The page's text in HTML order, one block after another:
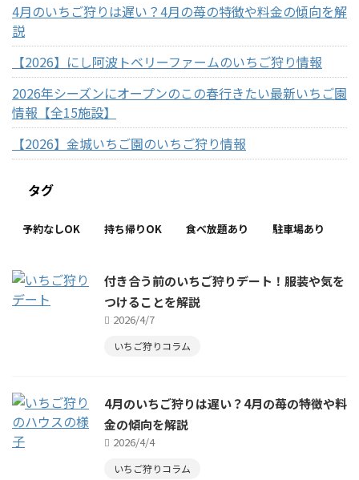
4月のいちご狩りは遅い？4月の苺の特徴や料金の傾向を解
説
【2026】にし阿波トベリーファームのいちご狩り情報
2026年シーズンにオープンのこの春行きたい最新いちご園
情報【全15施設】
【2026】金城いちご園のいちご狩り情報
タグ
予約なしOK 持ち帰りOK 食べ放題あり 駐車場あり
付き合う前のいちご狩りデート！服装や気を
つけることを解説
2026/4/7
いちご狩りコラム
4月のいちご狩りは遅い？4月の苺の特徴や料
金の傾向を解説
2026/4/4
いちご狩りコラム